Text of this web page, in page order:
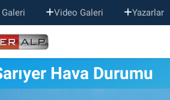
Video Galeri Yazarlar
Hava Durumu